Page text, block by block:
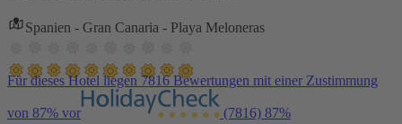
Spanien - Gran Canaria - Playa Meloneras
Für dieses Hotel liegen 7816 Bewertungen mit einer Zustimmung
von 87% vor (7816) 87%